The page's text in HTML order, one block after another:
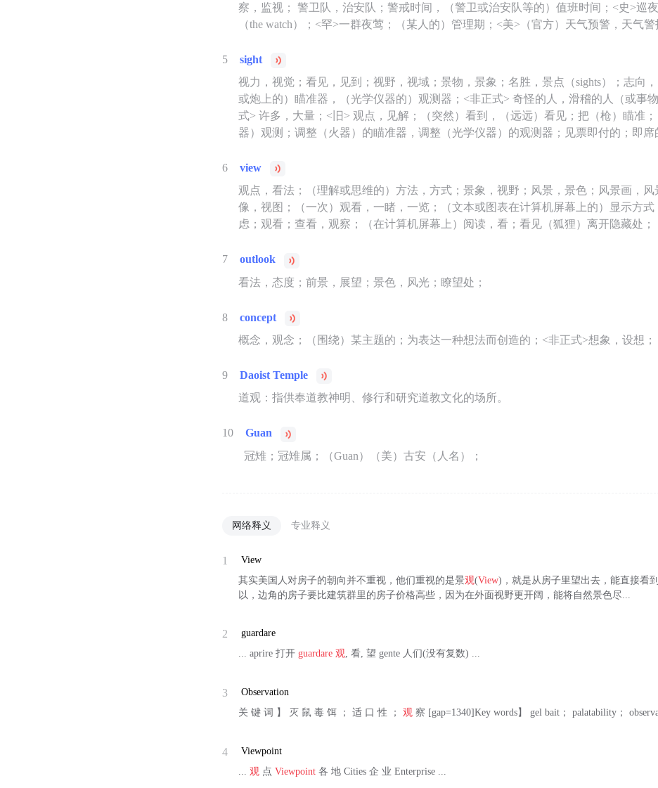
察，监视； 警卫队，治安队；警戒时间，（警卫或治安队等的）值班时间；<史>巡
（the watch）；<罕>一群夜莺；（某人的）管理期；<美>（官方）天气预警，天气警
5
sight
视力，视觉；看见，见到；视野，视域；景物，景象；名胜，景点（sights）；志向
或炮上的）瞄准器，（光学仪器的）观测器；<非正式> 奇怪的人，滑稽的人（或事
式> 许多，大量；<旧> 观点，见解；（突然）看到，（远远）看见；把（枪）瞄准；
器）观测；调整（火器）的瞄准器，调整（光学仪器）的观测器；见票即付的；即席
6
view
观点，看法；（理解或思维的）方法，方式；景象，视野；风景，景色；风景画，风
像，视图；（一次）观看，一睹，一览；（文本或图表在计算机屏幕上的）显示方式
虑；观看；查看，观察；（在计算机屏幕上）阅读，看；看见（狐狸）离开隐藏处；
7
outlook
看法，态度；前景，展望；景色，风光；瞭望处；
8
concept
概念，观念；（围绕）某主题的；为表达一种想法而创造的；<非正式>想象，设想；
9
Daoist Temple
道观：指供奉道教神明、修行和研究道教文化的场所。
10
Guan
冠雉；冠雉属；（Guan）（美）古安（人名）；
网络释义 专业释义
1
View
其实美国人对房子的朝向并不重视，他们重视的是景观(View)，就是从房子里望出去，能直接看
以，边角的房子要比建筑群里的房子价格高些，因为在外面视野更开阔，能将自然景色尽...
2
guardare
... aprire 打开guardare 观, 看, 望 gente 人们(没有复数) ...
3
Observation
关 键 词 】 灭 鼠 毒 饵 ； 适 口 性 ；观 察 [gap=1340]Key words】 gel bait； palatability；
4
Viewpoint
...观 点Viewpoint 各 地 Cities 企 业 Enterprise ...